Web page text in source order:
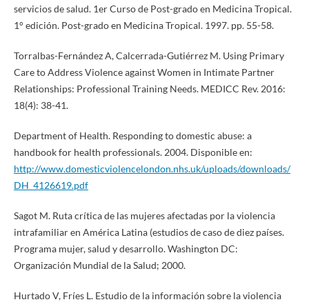
servicios de salud. 1er Curso de Post-grado en Medicina Tropical.
1° edición. Post-grado en Medicina Tropical. 1997. pp. 55-58.
Torralbas-Fernández A, Calcerrada-Gutiérrez M. Using Primary
Care to Address Violence against Women in Intimate Partner
Relationships: Professional Training Needs. MEDICC Rev. 2016:
18(4): 38-41.
Department of Health. Responding to domestic abuse: a
handbook for health professionals. 2004. Disponible en:
http://www.domesticviolencelondon.nhs.uk/uploads/downloads/
DH_4126619.pdf
Sagot M. Ruta crítica de las mujeres afectadas por la violencia
intrafamiliar en América Latina (estudios de caso de diez países.
Programa mujer, salud y desarrollo. Washington DC:
Organización Mundial de la Salud; 2000.
Hurtado V, Fríes L. Estudio de la información sobre la violencia